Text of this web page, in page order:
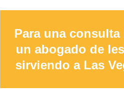
Para una
un abogado de
sirviendo a Las